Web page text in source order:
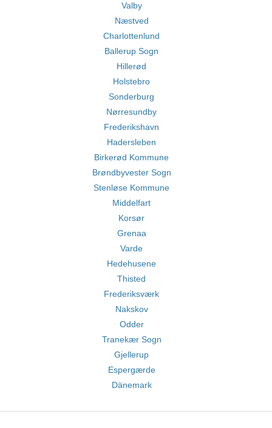
Valby
Næstved
Charlottenlund
Ballerup Sogn
Hillerød
Holstebro
Sonderburg
Nørresundby
Frederikshavn
Hadersleben
Birkerød Kommune
Brøndbyvester Sogn
Stenløse Kommune
Middelfart
Korsør
Grenaa
Varde
Hedehusene
Thisted
Frederiksværk
Nakskov
Odder
Tranekær Sogn
Gjellerup
Espergærde
Dänemark